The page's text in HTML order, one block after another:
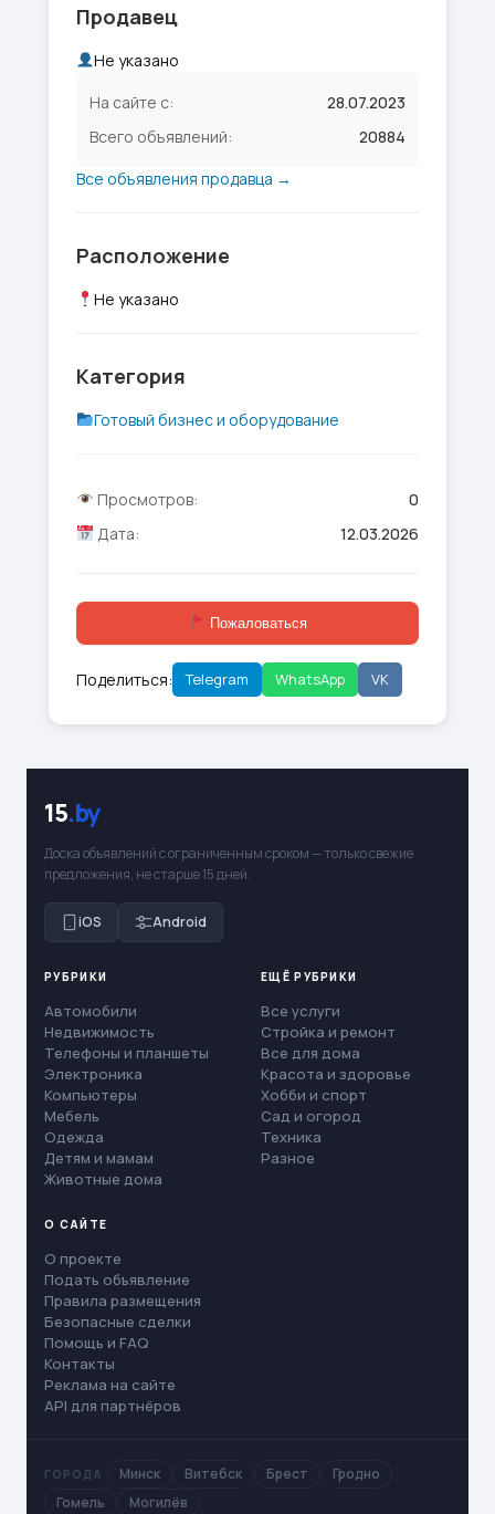
Продавец
Не указано
На сайте с:
28.07.2023
Всего объявлений:
20884
Все объявления продавца →
Расположение
Не указано
Категория
Готовый бизнес и оборудование
Просмотров:
0
Дата:
12.03.2026
Пожаловаться
Поделиться: Telegram WhatsApp VK
15.by
Доска объявлений с ограниченным сроком — только свежие
предложения, не старше 15 дней.
iOS Android
РУБРИКИ
Автомобили
Недвижимость
Телефоны и планшеты
Электроника
Компьютеры
Мебель
Одежда
Детям и мамам
Животные дома
ЕЩЁ РУБРИКИ
Все услуги
Стройка и ремонт
Все для дома
Красота и здоровье
Хобби и спорт
Сад и огород
Техника
Разное
О САЙТЕ
О проекте
Подать объявление
Правила размещения
Безопасные сделки
Помощь и FAQ
Контакты
Реклама на сайте
API для партнёров
ГОРОДА Минск Витебск Брест
Гродно
Гомель
Могилёв